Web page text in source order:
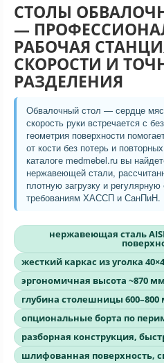
СТОЛЫ
—
РАБОЧАЯ
СКОРОСТИ И
РАЗДЕЛЕНИЯ
Обвалочный стол — сердце
скорость руки встречается с
геометрия поверхности
от кости без потерь и
каталоге medmebel.ru вы
нержавеющей стали,
плотную загрузку и
требованиям ХАССП и СанПиН.
нержавеющая сталь
жесткий каркас из уголка
эргономичная высота ~870 мм
глубина столешницы 600–800
опциональные борта по
разборная конструкция,
шлифованная поверхность,